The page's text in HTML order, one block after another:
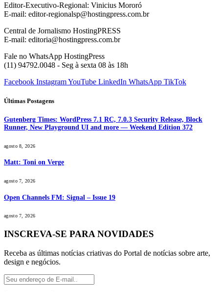
Editor-Executivo-Regional: Vinicius Mororó
E-mail: editor-regionalsp@hostingpress.com.br
Central de Jornalismo HostingPRESS
E-mail: editoria@hostingpress.com.br
Fale no WhatsApp HostingPress
(11) 94792.0048 - Seg à sexta 08 às 18h
Facebook InstagramYouTube LinkedIn WhatsApp TikTok
Últimas Postagens
Gutenberg Times: WordPress 7.1 RC, 7.0.3 Security Release, Block
Runner, New Playground UI and more — Weekend Edition 372
agosto 8, 2026
Matt: Toni on Verge
agosto 7, 2026
Open Channels FM: Signal – Issue 19
agosto 7, 2026
INSCREVA-SE PARA NOVIDADES
Receba as últimas notícias criativas do Portal de notícias sobre arte,
design e negócios.